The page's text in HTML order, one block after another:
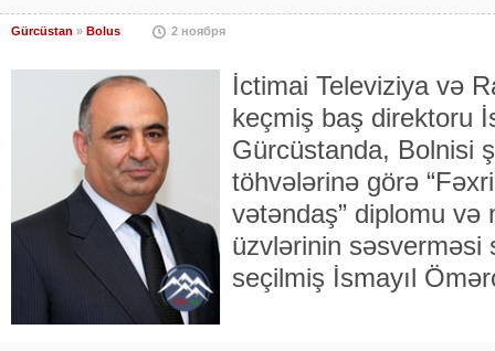
Gürcüstan » Bolus 2 ноября
İctimai Televiziya və
keçmiş baş direktoru
Gürcüstanda, Bolnisi
töhvələrinə görə
vətəndaş” diplomu və
üzvlərinin səsverməsi
seçilmiş İsmayıl